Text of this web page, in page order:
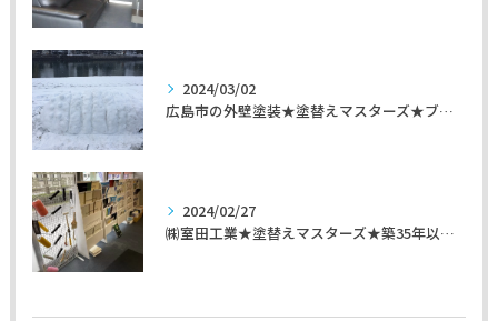
2024/03/02
広島市の外壁塗装★塗替えマスターズ★ブログ「初めて家を手入れするのに」
2024/02/27
㈱室田工業★塗替えマスターズ★築35年以上のお宅の施工事例